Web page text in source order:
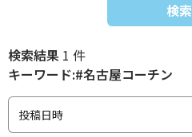
検索
検索結果 1 件
キーワード:#名古屋コーチン
投稿日時